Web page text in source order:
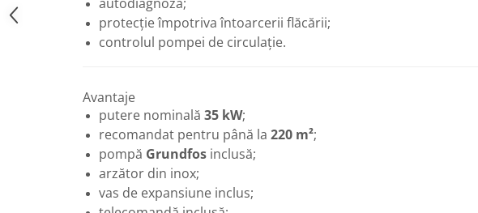
Accesorii
Cleme de fixare si coliere
Accesorii instalatii termice
Distribuitoare
Baterii instant
protecție împotriva întoarcerii flăcării;
controlul pompei de circulație.
Avantaje
putere nominală 35 kW;
recomandat pentru până la 220 m²;
pompă Grundfos inclusă;
arzător din inox;
vas de expansiune inclus;